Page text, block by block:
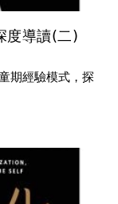
度導讀(二)
期經驗模式，探